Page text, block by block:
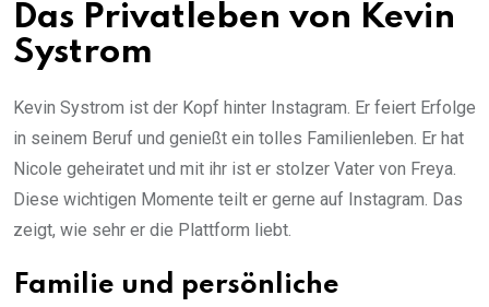
Das Privatleben von Kevin
Systrom
Kevin Systrom ist der Kopf hinter Instagram. Er feiert Erfolge
in seinem Beruf und genießt ein tolles Familienleben. Er hat
Nicole geheiratet und mit ihr ist er stolzer Vater von Freya.
Diese wichtigen Momente teilt er gerne auf Instagram. Das
zeigt, wie sehr er die Plattform liebt.
Familie und persönliche